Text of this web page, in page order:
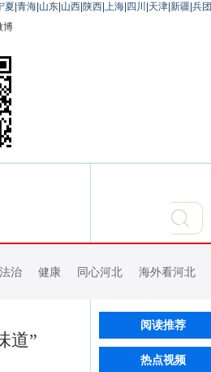
夏 青海 山东 山西 陕西 上海 四川 天津 新疆 兵团
博
法治 健康 同心河北 海外看河北
道”
阅读推荐
热点视频